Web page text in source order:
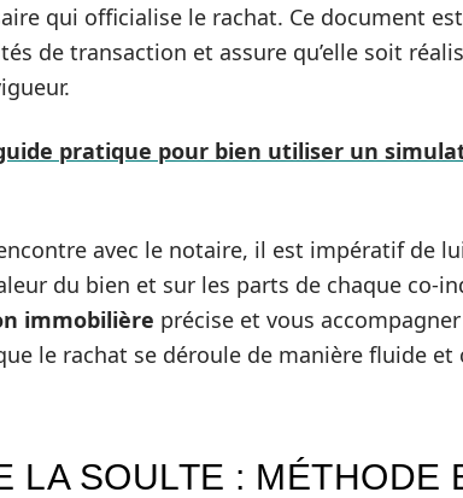
qui officialise le rachat. Ce document
de transaction et assure qu’elle soit
pratique pour bien utiliser un
avec le notaire, il est impératif de
du bien et sur les parts de chaque co-
immobilière précise et vous
le rachat se déroule de manière fluide et
LA SOULTE : MÉTHODE